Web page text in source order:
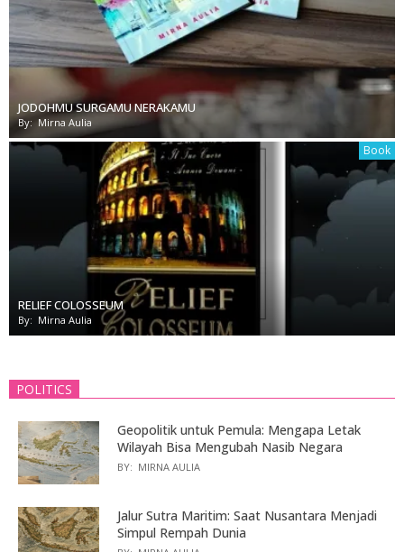
JODOHMU SURGAMU NERAKAMU
By: Mirna Aulia
Book
RELIEF COLOSSEUM
By: Mirna Aulia
POLITICS
Geopolitik untuk Pemula: Mengapa Letak
Wilayah Bisa Mengubah Nasib Negara
BY: MIRNA AULIA
Jalur Sutra Maritim: Saat Nusantara Menjadi
Simpul Rempah Dunia